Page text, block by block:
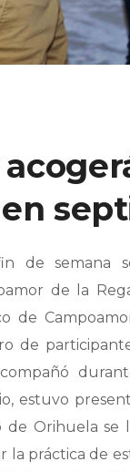
de semana
de la
de
de
estuvo
Orihuela se
práctica de